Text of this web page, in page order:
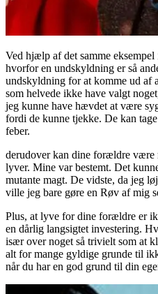
Ved hjælp af det samme
hvorfor en undskyldning er så
undskyldning for at komme ud
som helvede ikke have valgt
jeg kunne have hævdet at være
fordi de kunne tjekke. De kan
feber.
derudover kan dine forældre
lyver. Mine var bestemt. Det
mutante magt. De vidste, da jeg
ville jeg bare gøre en Røv af mig
Plus, at lyve for dine forældre er
en dårlig langsigtet investering.
især over noget så trivielt som at
alt for mange gyldige grunde til
når du har en god grund til din